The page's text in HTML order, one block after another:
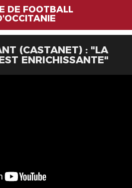
DE FOOTBALL
(CASTANET) : "LA
ENRICHISSANTE"